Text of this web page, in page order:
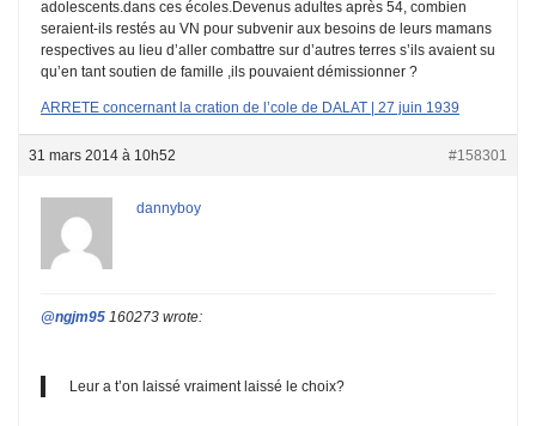
adolescents.dans ces écoles.Devenus adultes après 54, combien
seraient-ils restés au VN pour subvenir aux besoins de leurs mamans
respectives au lieu d’aller combattre sur d’autres terres s’ils avaient su
qu’en tant soutien de famille ,ils pouvaient démissionner ?
ARRETE concernant la cration de l’cole de DALAT | 27 juin 1939
31 mars 2014 à 10h52 #158301
dannyboy
@ngjm95 160273 wrote:
Leur a t’on laissé vraiment laissé le choix?